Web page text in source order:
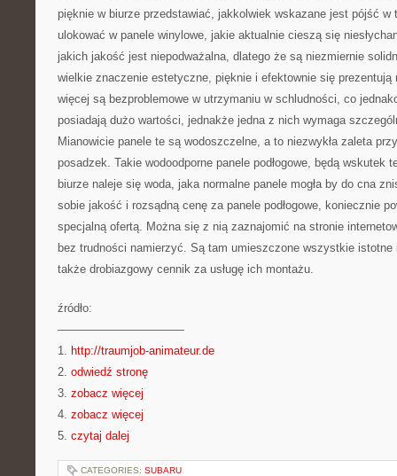
pięknie w biurze przedstawiać, jakkolwiek wskazane jest pójść w
ulokować w panele winylowe, jakie aktualnie cieszą się
jakich jakość jest niepodważalna, dlatego że są niezmiernie
wielkie znaczenie estetyczne, pięknie i efektownie się prezentują
więcej są bezproblemowe w utrzymaniu w schludności, co
posiadają dużo wartości, jednakże jedna z nich wymaga
Mianowicie panele te są wodoszczelne, a to niezwykła zaleta
posadzek. Takie wodoodporne panele podłogowe, będą wskutek
biurze naleje się woda, jaka normalne panele mogła by do cna
sobie jakość i rozsądną cenę za panele podłogowe, koniecznie
specjalną ofertą. Można się z nią zaznajomić na stronie
bez trudności namierzyć. Są tam umieszczone wszystkie
także drobiazgowy cennik za usługę ich montażu.
źródło:
———————————
1. http://traumjob-animateur.de
2. odwiedź stronę
3. zobacz więcej
4. zobacz więcej
5. czytaj dalej
CATEGORIES: SUBARU